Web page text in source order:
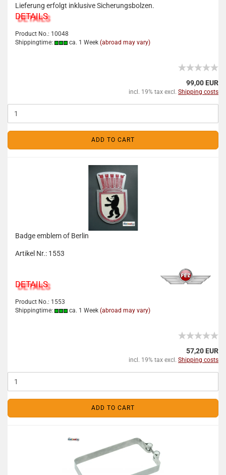
Lieferung erfolgt inklusive Sicherungsbolzen.
DETAILS
Product No.: 10048
Shippingtime:
ca. 1 Week (abroad may vary)
99,00 EUR
incl. 19% tax excl. Shipping costs
ADD TO CART
Badge emblem of Berlin
Artikel Nr.: 1553
DETAILS
Product No.: 1553
Shippingtime:
ca. 1 Week (abroad may vary)
57,20 EUR
incl. 19% tax excl. Shipping costs
ADD TO CART